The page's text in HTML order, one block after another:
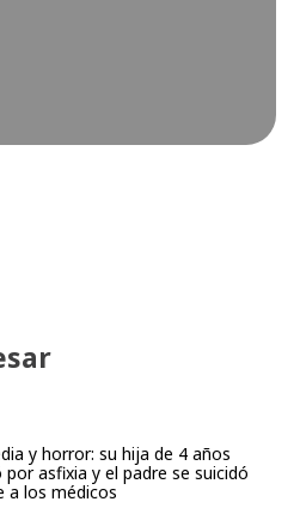
y horror: su hija de 4 años
por asfixia y el padre se suicidó
a los médicos